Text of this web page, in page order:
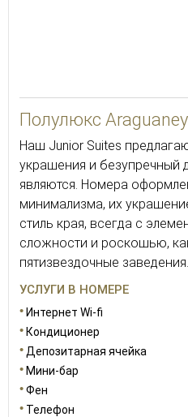
Полулюкс Araguaney
Наш Junior Suites
украшения и безупречный
являются. Номера
минимализма, их
стиль края, всегда с
сложности и роскошью,
пятизвездочные заведения.
УСЛУГИ В НОМЕРЕ
Интернет Wi-fi
Кондиционер
Депозитарная ячейка
Мини-бар
Фен
Телефон